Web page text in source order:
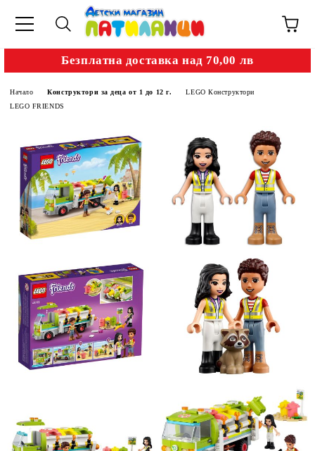
Безплатна доставка над 70,00 лв
Начало Конструктори за деца от 1 до 12 г.
LEGO Конструктори
LEGO FRIENDS